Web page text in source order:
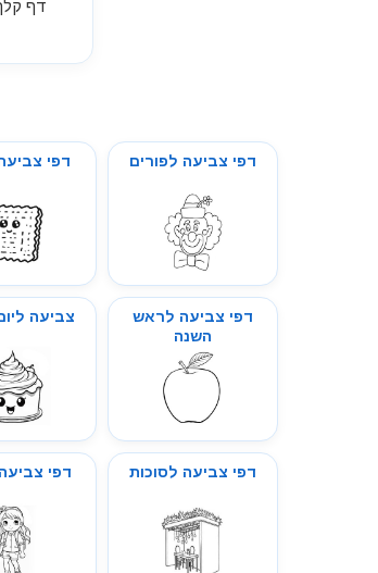
דפי צביעה לפורים דפי
דפי צביעה לראש
השנה
צביעה
דפי צביעה לסוכות דפי